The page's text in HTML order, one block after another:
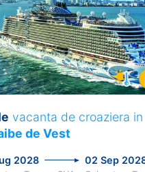
vacanta de croaziera in
de Vest
2028 02 Sep